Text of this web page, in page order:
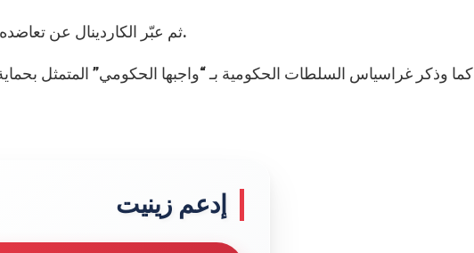
ثم عبّر الكاردينال عن تعاضده مع ضحايا العنف في ولاية أوريسا العام الماضي.
كما وذكر غراسياس السلطات الحكومية بـ “واجبها الحكومي” المتمثل
إدعم زينيت